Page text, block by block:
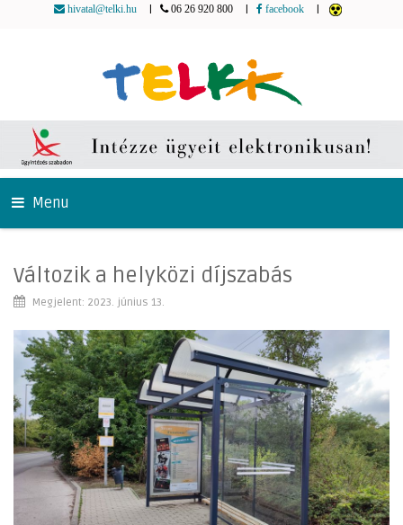
hivatal@telki.hu 06 26 920 800 facebook
Menu
Változik a helyközi díjszabás
Megjelent: 2023. június 13.